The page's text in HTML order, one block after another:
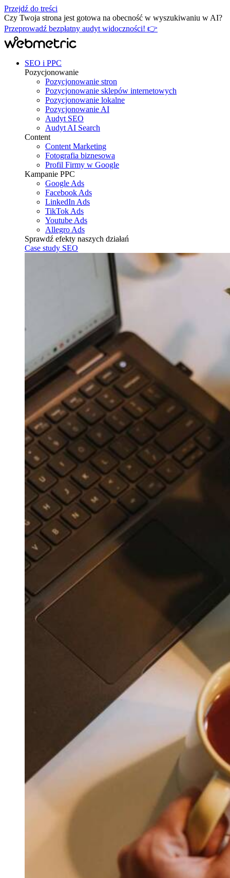
Przejdź do treści
Czy Twoja strona jest gotowa na obecność w wyszukiwaniu w AI?
Przeprowadź bezpłatny audyt widoczności! 👉
SEO i PPC
Pozycjonowanie
Pozycjonowanie stron
Pozycjonowanie sklepów internetowych
Pozycjonowanie lokalne
Pozycjonowanie AI
Audyt SEO
Audyt AI Search
Content
Content Marketing
Fotografia biznesowa
Profil Firmy w Google
Kampanie PPC
Google Ads
Facebook Ads
LinkedIn Ads
TikTok Ads
Youtube Ads
Allegro Ads
Sprawdź efekty naszych działań
Case study SEO